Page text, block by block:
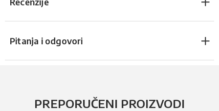
Pitanja i odgovori
PREPORUČENI PROIZVODI